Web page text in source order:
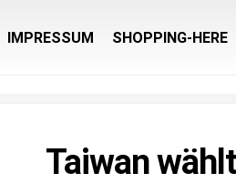
IMPRESSUM SHOPPING-HERE
Taiwan